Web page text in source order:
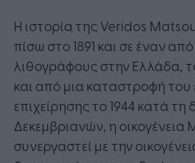
Η ιστορία της Veridos
πίσω στο 1891 και σε έναν
λιθογράφους στην Ελλάδα,
και από μια καταστροφή του
επιχείρησης το 1944 κατά τη
Δεκεμβριανών, η
συνεργαστεί με την